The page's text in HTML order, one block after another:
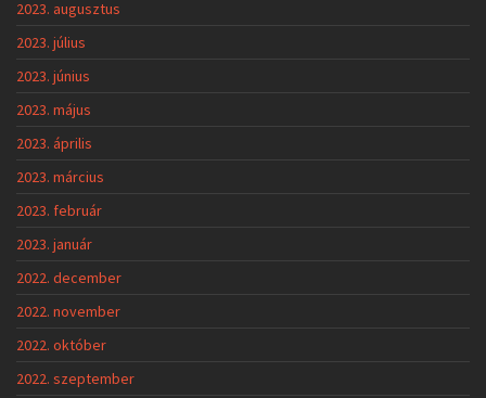
2023. augusztus
2023. július
2023. június
2023. május
2023. április
2023. március
2023. február
2023. január
2022. december
2022. november
2022. október
2022. szeptember